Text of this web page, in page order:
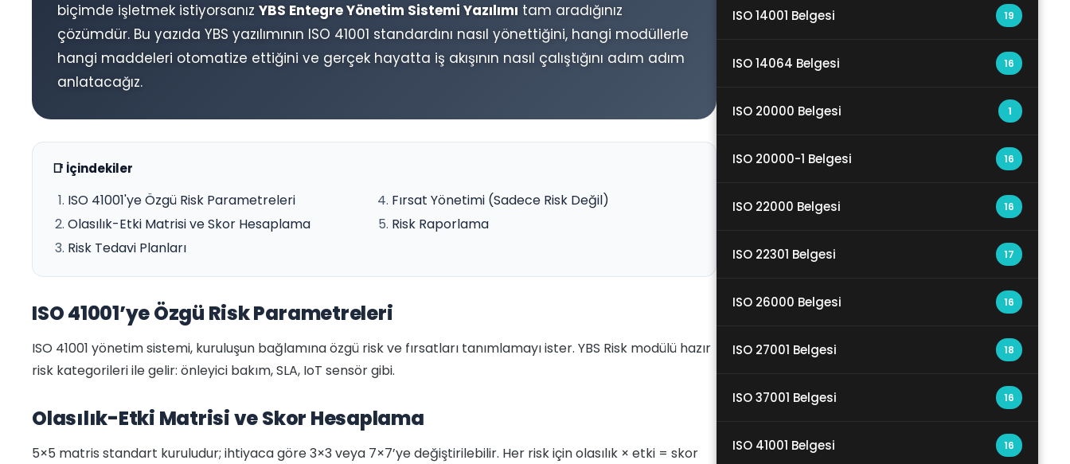
biçimde işletmek istiyorsanız YBS Entegre Yönetim Sistemi Yazılımı tam aradığınız
çözümdür. Bu yazıda YBS yazılımının ISO 41001 standardını nasıl yönettiğini, hangi modüllerle
hangi maddeleri otomatize ettiğini ve gerçek hayatta iş akışının nasıl çalıştığını adım adım
anlatacağız.
📑 İçindekiler
ISO 41001'ye Özgü Risk Parametreleri
Olasılık-Etki Matrisi ve Skor Hesaplama
Risk Tedavi Planları
Fırsat Yönetimi (Sadece Risk Değil)
Risk Raporlama
ISO 41001’ye Özgü Risk Parametreleri
ISO 41001 yönetim sistemi, kuruluşun bağlamına özgü risk ve fırsatları tanımlamayı ister. YBS Risk modülü hazır
risk kategorileri ile gelir: önleyici bakım, SLA, IoT sensör gibi.
Olasılık-Etki Matrisi ve Skor Hesaplama
5×5 matris standart kuruludur; ihtiyaca göre 3×3 veya 7×7’ye değiştirilebilir. Her risk için olasılık × etki = skor
ISO 14001 Belgesi 19
ISO 14064 Belgesi 16
ISO 20000 Belgesi 1
ISO 20000-1 Belgesi 16
ISO 22000 Belgesi 16
ISO 22301 Belgesi 17
ISO 26000 Belgesi 16
ISO 27001 Belgesi 18
ISO 37001 Belgesi 16
ISO 41001 Belgesi 16